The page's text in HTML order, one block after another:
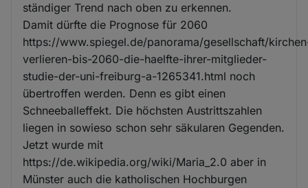
ständiger Trend nach oben zu erkennen.
Damit dürfte die Prognose für 2060
https://www.spiegel.de/panorama/gesellschaft/
verlieren-bis-2060-die-haelfte-ihrer-mitglieder-
studie-der-uni-freiburg-a-1265341.html noch
übertroffen werden. Denn es gibt einen
Schneeballeffekt. Die höchsten Austrittszahlen
liegen in sowieso schon sehr säkularen Gegenden.
Jetzt wurde mit
https://de.wikipedia.org/wiki/Maria_2.0 aber in
Münster auch die katholischen Hochburgen